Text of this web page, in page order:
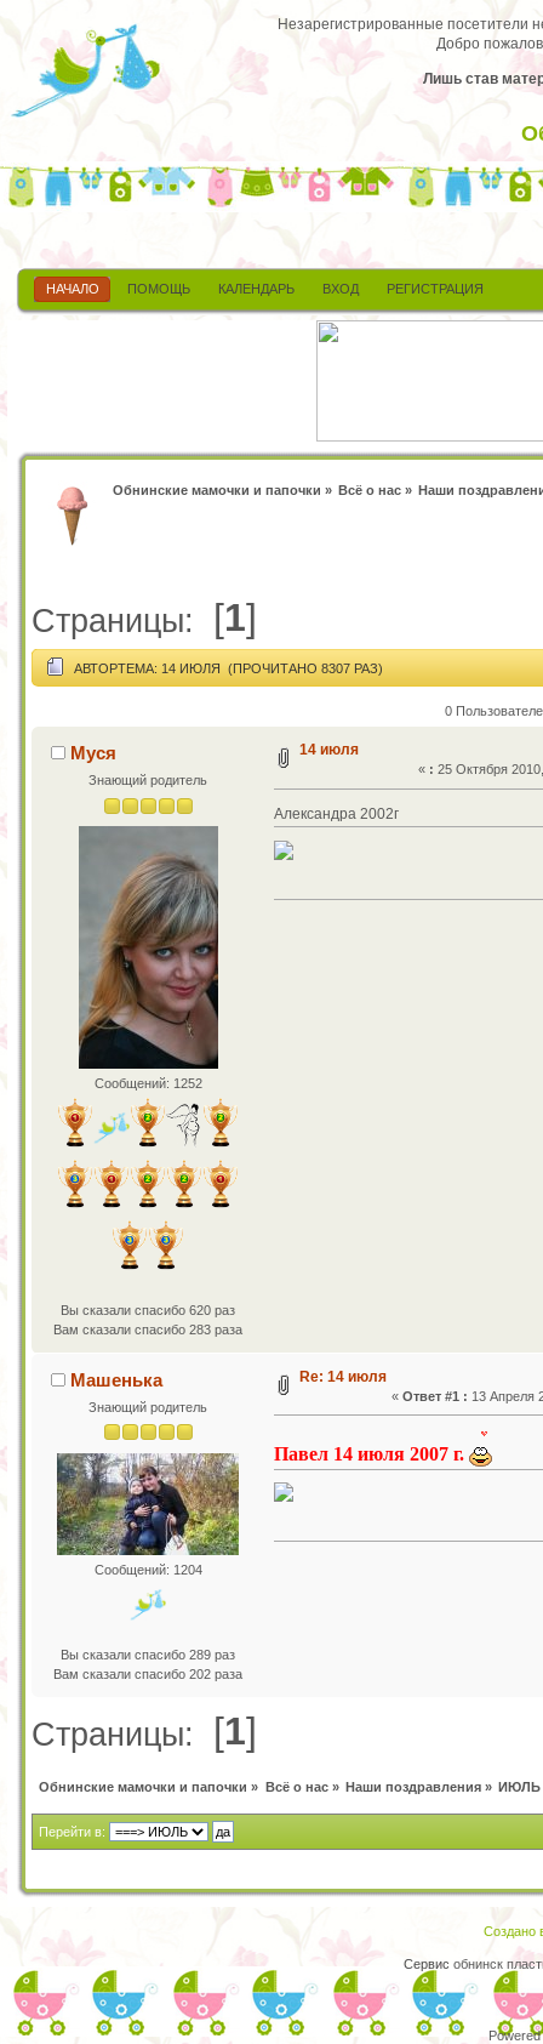
Незарегистрированные посетители
Добро
Лишь став
НАЧАЛО ПОМОЩЬ КАЛЕНДАРЬ ВХОД РЕГИСТРАЦИЯ
Обнинские мамочки и папочки » Всё о нас» Наши
Страницы: [1]
АВТОРТЕМА: 14 ИЮЛЯ (ПРОЧИТАНО 8307 РАЗ)
0
Муся
Знающий родитель
Сообщений: 1252
Вы сказали спасибо 620 раз
Вам сказали спасибо 283 раза
14 июля
« : 25 Октября
Александра 2002г
Машенька
Знающий родитель
Сообщений: 1204
Вы сказали спасибо 289 раз
Вам сказали спасибо 202 раза
Re: 14 июля
«Ответ #1 : 13 Апреля
Павел 14 июля 2007 г.
Страницы: [1]
Обнинские мамочки и папочки » Всё о нас» Наши поздравления» ИЮЛЬ
Перейти в:
Создано
Сервис обнинск